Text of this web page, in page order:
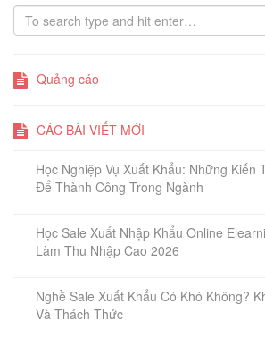
Quảng cáo
CÁC BÀI VIẾT MỚI
Học Nghiệp Vụ Xuất Khẩu: Những Kiến
Để Thành Công Trong Ngành
Học Sale Xuất Nhập Khẩu Online
Làm Thu Nhập Cao 2026
Nghề Sale Xuất Khẩu Có Khó Không?
Và Thách Thức